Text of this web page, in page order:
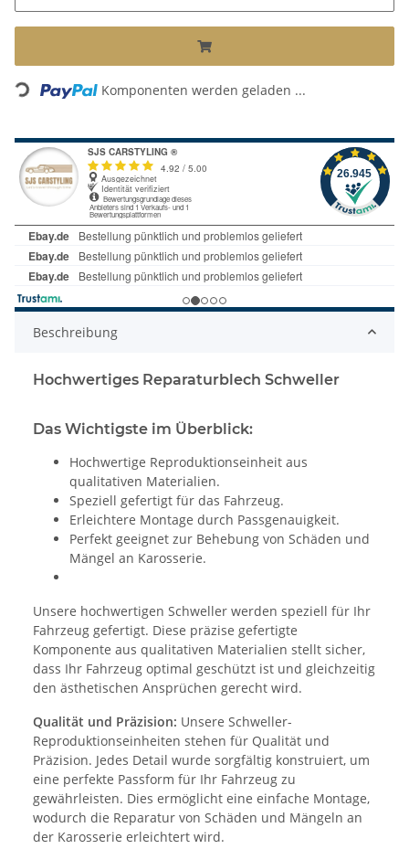
Loading... Komponenten werden geladen ...
Beschreibung
Hochwertiges Reparaturblech Schweller
Das Wichtigste im Überblick:
Hochwertige Reproduktionseinheit aus
qualitativen Materialien.
Speziell gefertigt für das Fahrzeug.
Erleichtere Montage durch Passgenauigkeit.
Perfekt geeignet zur Behebung von Schäden und
Mängel an Karosserie.
Unsere hochwertigen Schweller werden speziell für Ihr
Fahrzeug gefertigt. Diese präzise gefertigte
Komponente aus qualitativen Materialien stellt sicher,
dass Ihr Fahrzeug optimal geschützt ist und gleichzeitig
den ästhetischen Ansprüchen gerecht wird.
Qualität und Präzision: Unsere Schweller-
Reproduktionseinheiten stehen für Qualität und
Präzision. Jedes Detail wurde sorgfältig konstruiert, um
eine perfekte Passform für Ihr Fahrzeug zu
gewährleisten. Dies ermöglicht eine einfache Montage,
wodurch die Reparatur von Schäden und Mängeln an
der Karosserie erleichtert wird.